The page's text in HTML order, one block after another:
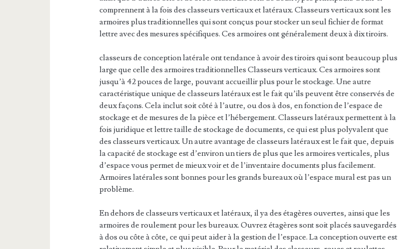
comprennent à la fois des classeurs verticaux et latéraux. Classeurs verticaux sont les
armoires plus traditionnelles qui sont conçus pour stocker un seul fichier de format
lettre avec des mesures spécifiques. Ces armoires ont généralement deux à dix tiroirs.
classeurs de conception latérale ont tendance à avoir des tiroirs qui sont beaucoup plus
large que celle des armoires traditionnelles Classeurs verticaux. Ces armoires sont
jusqu’à 42 pouces de large, pouvant accueillir plus pour le stockage. Une autre
caractéristique unique de classeurs latéraux est le fait qu’ils peuvent être conservés de
deux façons. Cela inclut soit côté à l’autre, ou dos à dos, en fonction de l’espace de
stockage et de mesures de la pièce et l’hébergement. Classeurs latéraux permettent à la
fois juridique et lettre taille de stockage de documents, ce qui est plus polyvalent que
des classeurs verticaux. Un autre avantage de classeurs latéraux est le fait que, depuis
la capacité de stockage est d’environ un tiers de plus que les armoires verticales, plus
d’espace vous permet de mieux voir et de l’inventaire documents plus facilement.
Armoires latérales sont bonnes pour les grands bureaux où l’espace mural est pas un
problème.
En dehors de classeurs verticaux et latéraux, il ya des étagères ouvertes, ainsi que les
armoires de roulement pour les bureaux. Ouvrez étagères sont soit placés sauvegardés
à dos ou côte à côte, ce qui peut aider à la gestion de l’espace. La conception ouverte est